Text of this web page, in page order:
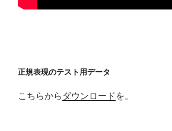
正規表現のテスト用データ
こちらから ダウンロード を。